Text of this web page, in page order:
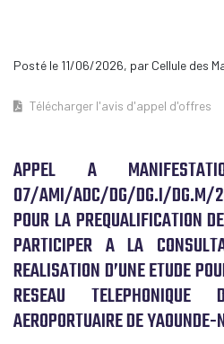
Posté le 11/06/2026, par Cellule des
Télécharger l'avis d'appel d'offres
APPEL A
07/AMI/ADC/DG/DG.I/
POUR LA PREQUALIFICATION
PARTICIPER A LA
REALISATION D’UNE ETUDE
RESEAU
AEROPORTUAIRE DE